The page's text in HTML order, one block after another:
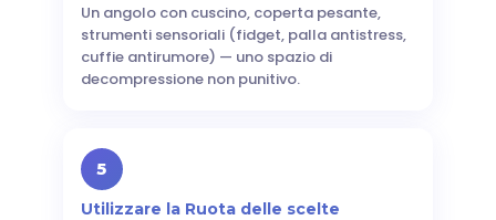
Un angolo con cuscino, coperta pesante,
strumenti sensoriali (fidget, palla antistress,
cuffie antirumore) — uno spazio di
decompressione non punitivo.
5
Utilizzare la Ruota delle scelte